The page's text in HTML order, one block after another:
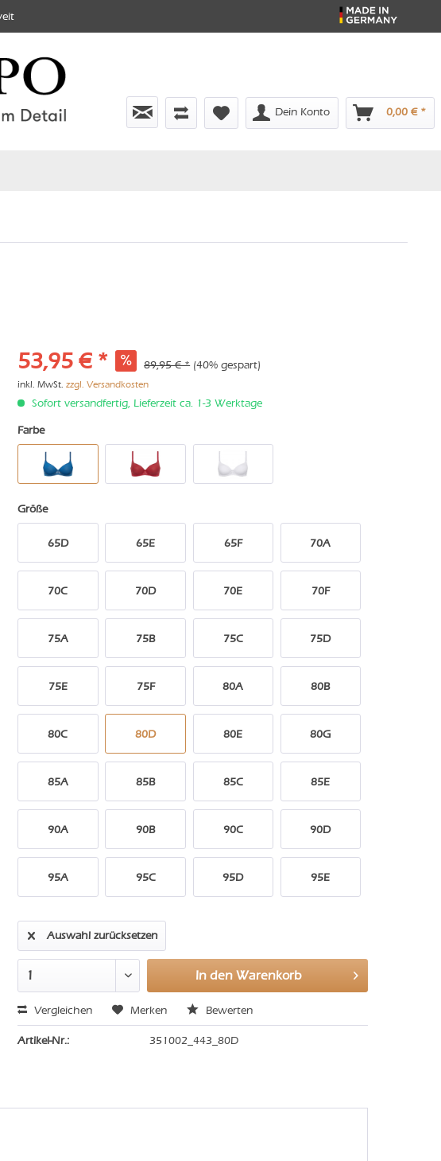
Dein Konto 0,00 € *
53,95 € * 89,95 € * (40% gespart)
inkl. MwSt.zzgl. Versandkosten
Sofort versandfertig, Lieferzeit ca. 1-3 Werktage
Farbe
Größe
65D 65E 65F 70A
70C 70D 70E 70F
75A 75B 75C 75D
75E 75F 80A 80B
80C 80D 80E 80G
85A 85B 85C 85E
90A 90B 90C 90D
95A 95C 95D 95E
Auswahl zurücksetzen
In den Warenkorb
Vergleichen Merken Bewerten
Artikel-Nr.: 351002_443_80D